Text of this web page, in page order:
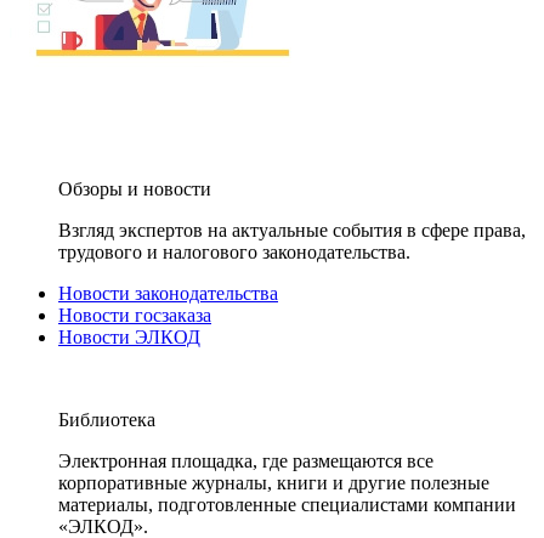
Обзоры и новости
Взгляд экспертов на актуальные события в сфере права,
трудового и налогового законодательства.
Новости законодательства
Новости госзаказа
Новости ЭЛКОД
Библиотека
Электронная площадка, где размещаются все
корпоративные журналы, книги и другие полезные
материалы, подготовленные специалистами компании
«ЭЛКОД».